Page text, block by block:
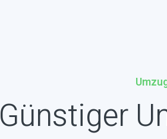
Günstiger